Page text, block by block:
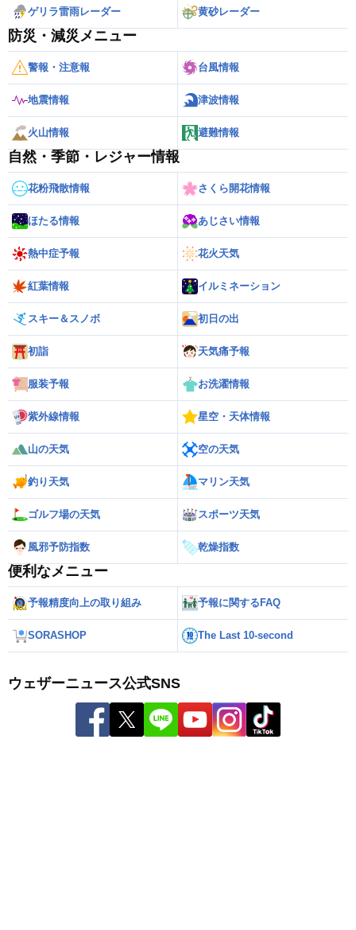
ゲリラ雷雨レーダー 黄砂レーダー
防災・減災メニュー
警報・注意報 台風情報
地震情報 津波情報
火山情報 避難情報
自然・季節・レジャー情報
花粉飛散情報 さくら開花情報
ほたる情報 あじさい情報
熱中症予報 花火天気
紅葉情報 イルミネーション
スキー＆スノボ 初日の出
初詣 天気痛予報
服装予報 お洗濯情報
紫外線情報 星空・天体情報
山の天気 空の天気
釣り天気 マリン天気
ゴルフ場の天気 スポーツ天気
風邪予防指数 乾燥指数
便利なメニュー
予報精度向上の取り組み 予報に関するFAQ
SORASHOP The Last 10-second
ウェザーニュース公式SNS